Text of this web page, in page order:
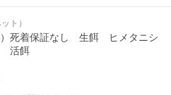
ト）
）死着保証なし 生餌 ヒメタニシ
活餌